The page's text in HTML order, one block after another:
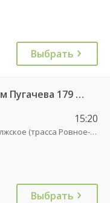
Выбрать
Саратов АВ Центральный ул им Пугачева 179 А — Палласовка
15:20
Приволжское (трасса Ровное-Старая Полтавка)
Выбрать